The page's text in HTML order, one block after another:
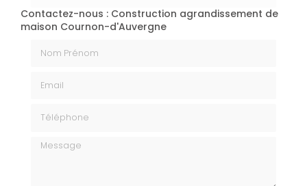
Contactez-nous : Construction agrandissement de
maison Cournon-d'Auvergne
Message